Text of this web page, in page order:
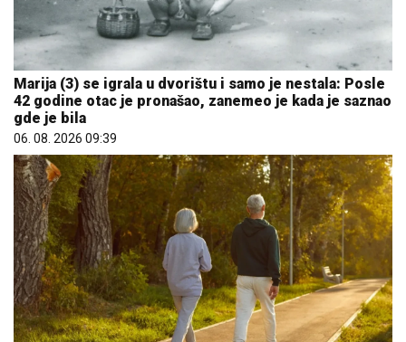
Marija (3) se igrala u dvorištu i samo je nestala: Posle
42 godine otac je pronašao, zanemeo je kada je saznao
gde je bila
06. 08. 2026 09:39